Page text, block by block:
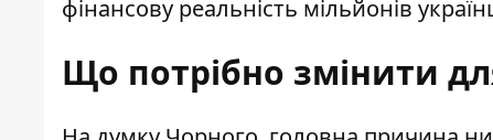
фінансову реальність мільйонів
Що потрібно змінити